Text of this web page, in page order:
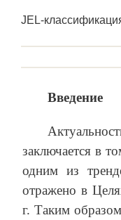
JEL-
Введение
заключается в
одним из
отражено в
г. Таким